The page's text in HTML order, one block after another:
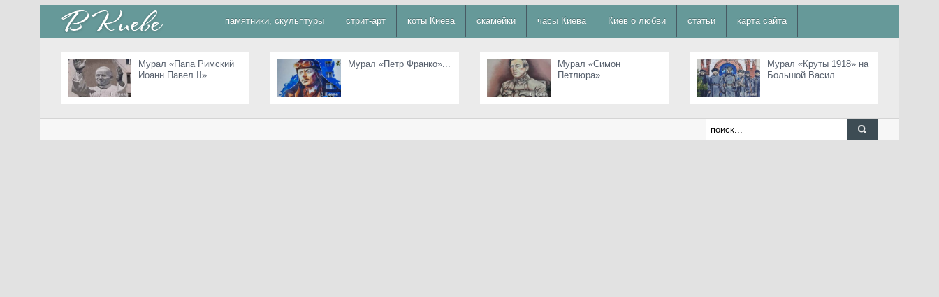
памятники, скульптуры стрит-арт коты Киева скамейки часы Киева Киев о любви статьи карта сайта
Мурал «Папа Римский
Иоанн Павел II»...
Мурал «Петр Франко»...
Мурал «Симон
Петлюра»...
Мурал «Круты 1918» на
Большой Васил...